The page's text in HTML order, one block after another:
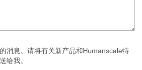
消息。请将有关新产品和Humanscale特
给我。